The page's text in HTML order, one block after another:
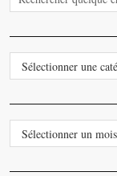
CATEGORIES
ARCHIVES